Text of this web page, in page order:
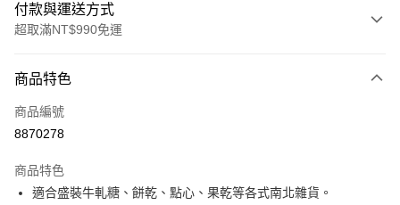
付款與運送方式
超取滿NT$990免運
信用卡一次付款
超商取貨付款
Apple Pay
商品特色
商品編號
8870278
商品特色
適合盛裝牛軋糖、餅乾、點心、果乾等各式南北雜貨。